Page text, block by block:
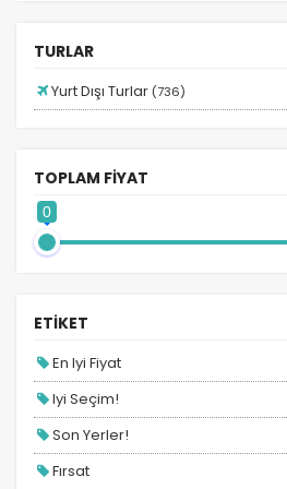
Adana Hareketli Turlar
Afrika Turları
Almanya Turları
Ankara Hareketli Balkan Turları
Ankara Hareketli İtalya Turları
Ankara Hareketli Mısır Turları
Ankara Hareketli Turlar
Antalya Hareketli Balkan Turları
Antalya Hareketli Bayram Turları
TURLAR
Yurt Dışı Turlar (736)
TOPLAM FİYAT
0
ETİKET
En Iyi Fiyat
Iyi Seçim!
Son Yerler!
Fırsat